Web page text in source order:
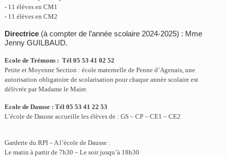
- 11 élèves en CM1
- 11 élèves en CM2
Directrice (à compter de l’année scolaire 2024-2025) : Mme
Jenny GUILBAUD.
Ecole de Trémons : Tél 05 53 41 02 52
Petite et Moyenne Section : école maternelle de Penne d’Agenais, une
autorisation obligatoire de scolarisation pour chaque année scolaire est
délivrée par Madame le Maire
Ecole de Dausse : Tél 05 53 41 22 53
L’école de Dausse accueille les élèves de : GS – CP – CE1 – CE2
Garderie du RPI – A l’école de Dausse :
Le matin à partir de 7h30 – Le soir jusqu’à 18h30